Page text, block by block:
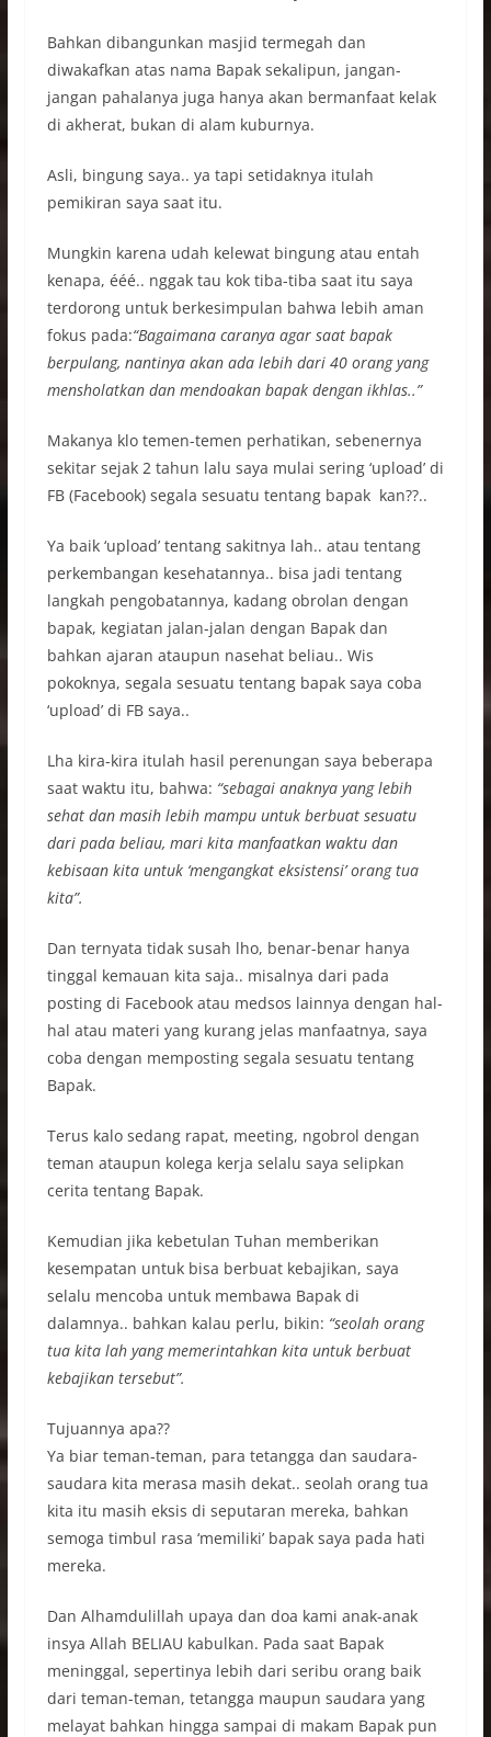
Bahkan dibangunkan masjid termegah dan
diwakafkan atas nama Bapak sekalipun, jangan-
jangan pahalanya juga hanya akan bermanfaat kelak
di akherat, bukan di alam kuburnya.
Asli, bingung saya.. ya tapi setidaknya itulah
pemikiran saya saat itu.
Mungkin karena udah kelewat bingung atau entah
kenapa, ééé.. nggak tau kok tiba-tiba saat itu saya
terdorong untuk berkesimpulan bahwa lebih aman
fokus pada:“Bagaimana caranya agar saat bapak
berpulang, nantinya akan ada lebih dari 40 orang yang
mensholatkan dan mendoakan bapak dengan ikhlas..”
Makanya klo temen-temen perhatikan, sebenernya
sekitar sejak 2 tahun lalu saya mulai sering ‘upload’ di
FB (Facebook) segala sesuatu tentang bapak kan??..
Ya baik ‘upload’ tentang sakitnya lah.. atau tentang
perkembangan kesehatannya.. bisa jadi tentang
langkah pengobatannya, kadang obrolan dengan
bapak, kegiatan jalan-jalan dengan Bapak dan
bahkan ajaran ataupun nasehat beliau.. Wis
pokoknya, segala sesuatu tentang bapak saya coba
‘upload’ di FB saya..
Lha kira-kira itulah hasil perenungan saya beberapa
saat waktu itu, bahwa: “sebagai anaknya yang lebih
sehat dan masih lebih mampu untuk berbuat sesuatu
dari pada beliau, mari kita manfaatkan waktu dan
kebisaan kita untuk ‘mengangkat eksistensi’ orang tua
kita”.
Dan ternyata tidak susah lho, benar-benar hanya
tinggal kemauan kita saja.. misalnya dari pada
posting di Facebook atau medsos lainnya dengan hal-
hal atau materi yang kurang jelas manfaatnya, saya
coba dengan memposting segala sesuatu tentang
Bapak.
Terus kalo sedang rapat, meeting, ngobrol dengan
teman ataupun kolega kerja selalu saya selipkan
cerita tentang Bapak.
Kemudian jika kebetulan Tuhan memberikan
kesempatan untuk bisa berbuat kebajikan, saya
selalu mencoba untuk membawa Bapak di
dalamnya.. bahkan kalau perlu, bikin: “seolah orang
tua kita lah yang memerintahkan kita untuk berbuat
kebajikan tersebut”.
Tujuannya apa??
Ya biar teman-teman, para tetangga dan saudara-
saudara kita merasa masih dekat.. seolah orang tua
kita itu masih eksis di seputaran mereka, bahkan
semoga timbul rasa ‘memiliki’ bapak saya pada hati
mereka.
Dan Alhamdulillah upaya dan doa kami anak-anak
insya Allah BELIAU kabulkan. Pada saat Bapak
meninggal, sepertinya lebih dari seribu orang baik
dari teman-teman, tetangga maupun saudara yang
melayat bahkan hingga sampai di makam Bapak pun